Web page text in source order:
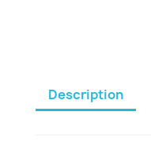
Description